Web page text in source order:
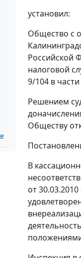
установил:
Общество с
Российской
налоговой
9/104 в
Решением
Обществу
В
от